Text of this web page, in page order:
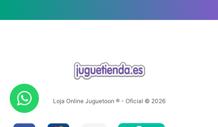
Loja Online Juguetoon ® - Oficial © 2026